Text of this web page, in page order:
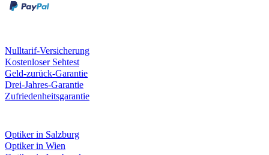
Nulltarif-Versicherung
Kostenloser Sehtest
Geld-zurück-Garantie
Drei-Jahres-Garantie
Zufriedenheitsgarantie
Optiker in Salzburg
Optiker in Wien